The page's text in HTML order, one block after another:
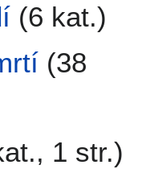
(6 kat.)
(38
1 str.)